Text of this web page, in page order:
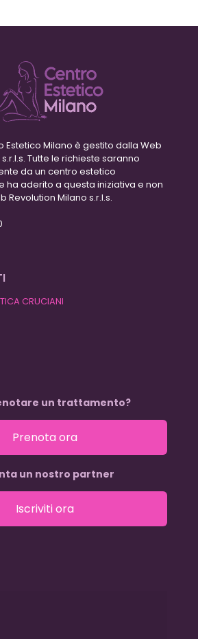
Estetico Milano è gestito dalla Web
Tutte le richieste saranno
da un centro estetico
ha aderito a questa iniziativa e non
Revolution Milano s.r.l.s.
CRUCIANI
un trattamento?
Prenota ora
un nostro partner
Iscriviti ora